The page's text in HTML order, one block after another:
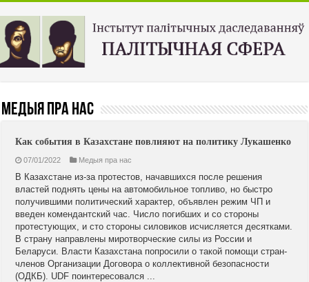
Медыя пра нас
Как события в Казахстане повлияют на политику Лукашенко
07/01/2022 Медыя пра нас
В Казахстане из-за протестов, начавшихся после решения
властей поднять цены на автомобильное топливо, но быстро
получившими политический характер, объявлен режим ЧП и
введен комендантский час. Число погибших и со стороны
протестующих, и сто стороны силовиков исчисляется десятками.
В страну направлены миротворческие силы из России и
Беларуси. Власти Казахстана попросили о такой помощи стран-
членов Организации Договора о коллективной безопасности
(ОДКБ). UDF поинтересовался ...